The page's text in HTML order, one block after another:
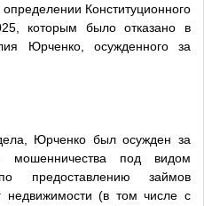
Конституционного
которым было отказано в
Юрченко, осужденного за
Юрченко был осужден за
мошенничества под видом
предоставлению займов
недвижимости (в том числе с